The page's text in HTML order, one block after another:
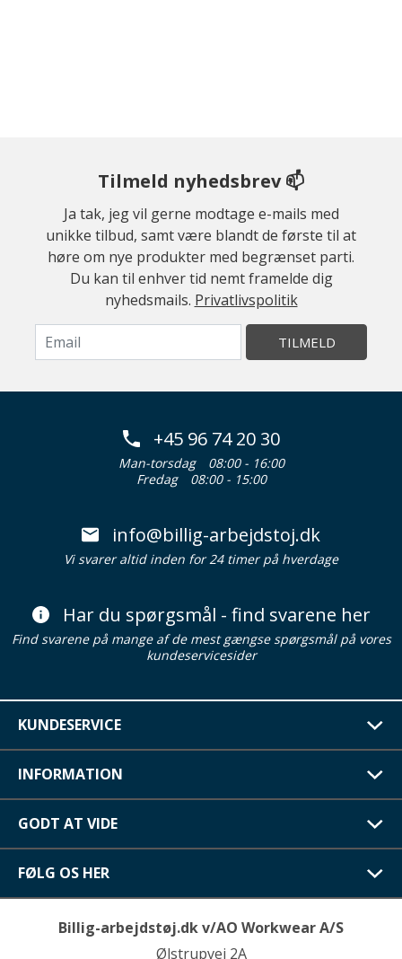
Tilmeld nyhedsbrev 📫
Ja tak, jeg vil gerne modtage e-mails med
unikke tilbud, samt være blandt de første til at
høre om nye produkter med begrænset parti.
Du kan til enhver tid nemt framelde dig
nyhedsmails. Privatlivspolitik
TILMELD
+45 96 74 20 30
Man-torsdag
08:00 - 16:00
Fredag
08:00 - 15:00
info@billig-arbejdstoj.dk
Vi svarer altid inden for 24 timer på hverdage
Har du spørgsmål - find svarene her
Find svarene på mange af de mest gængse spørgsmål på vores
kundeservicesider
KUNDESERVICE
INFORMATION
GODT AT VIDE
FØLG OS HER
Billig-arbejdstøj.dk v/AO Workwear A/S
Ølstrupvej 2A